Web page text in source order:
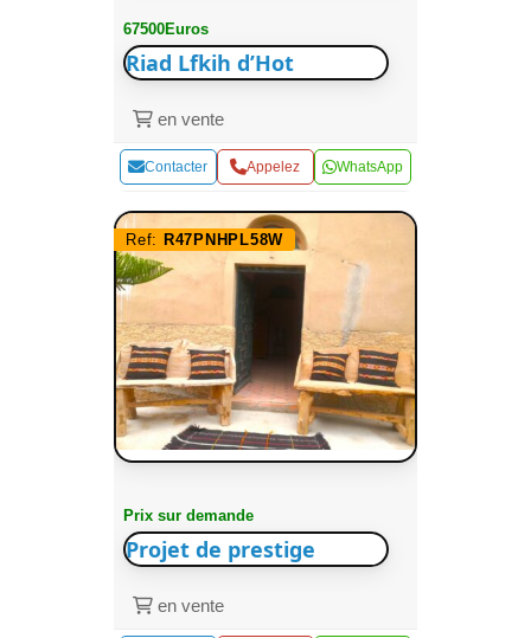
67500Euros
Riad Lfkih d’Hot
en vente
Contacter Appelez WhatsApp
Ref: R47PNHPL58W
Prix sur demande
Projet de prestige
en vente